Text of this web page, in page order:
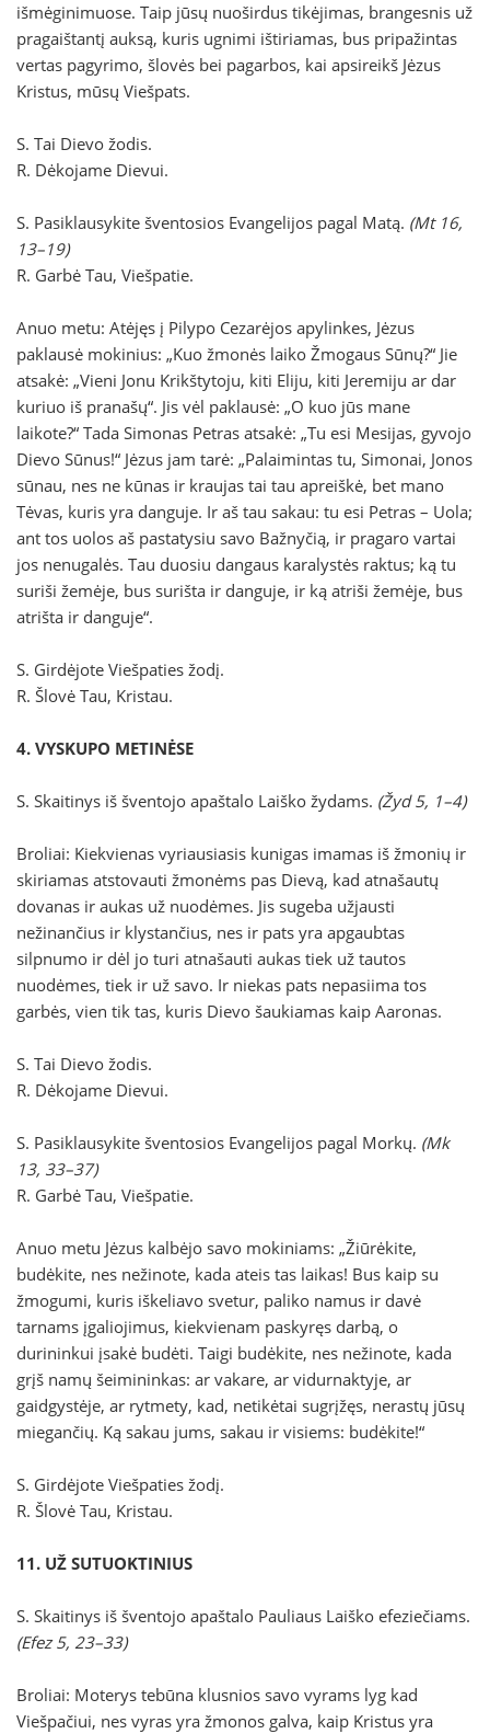
išmėginimuose. Taip jūsų nuoširdus tikėjimas, brangesnis už
pragaištantį auksą, kuris ugnimi ištiriamas, bus pripažintas
vertas pagyrimo, šlovės bei pagarbos, kai apsireikš Jėzus
Kristus, mūsų Viešpats.
S. Tai Dievo žodis.
R. Dėkojame Dievui.
S. Pasiklausykite šventosios Evangelijos pagal Matą. (Mt 16,
13–19)
R. Garbė Tau, Viešpatie.
Anuo metu: Atėjęs į Pilypo Cezarėjos apylinkes, Jėzus
paklausė mokinius: „Kuo žmonės laiko Žmogaus Sūnų?“ Jie
atsakė: „Vieni Jonu Krikštytoju, kiti Eliju, kiti Jeremiju ar dar
kuriuo iš pranašų“. Jis vėl paklausė: „O kuo jūs mane
laikote?“ Tada Simonas Petras atsakė: „Tu esi Mesijas, gyvojo
Dievo Sūnus!“ Jėzus jam tarė: „Palaimintas tu, Simonai, Jonos
sūnau, nes ne kūnas ir kraujas tai tau apreiškė, bet mano
Tėvas, kuris yra danguje. Ir aš tau sakau: tu esi Petras – Uola;
ant tos uolos aš pastatysiu savo Bažnyčią, ir pragaro vartai
jos nenugalės. Tau duosiu dangaus karalystės raktus; ką tu
suriši žemėje, bus surišta ir danguje, ir ką atriši žemėje, bus
atrišta ir danguje“.
S. Girdėjote Viešpaties žodį.
R. Šlovė Tau, Kristau.
4. VYSKUPO METINĖSE
S. Skaitinys iš šventojo apaštalo Laiško žydams. (Žyd 5, 1–4)
Broliai: Kiekvienas vyriausiasis kunigas imamas iš žmonių ir
skiriamas atstovauti žmonėms pas Dievą, kad atnašautų
dovanas ir aukas už nuodėmes. Jis sugeba užjausti
nežinančius ir klystančius, nes ir pats yra apgaubtas
silpnumo ir dėl jo turi atnašauti aukas tiek už tautos
nuodėmes, tiek ir už savo. Ir niekas pats nepasiima tos
garbės, vien tik tas, kuris Dievo šaukiamas kaip Aaronas.
S. Tai Dievo žodis.
R. Dėkojame Dievui.
S. Pasiklausykite šventosios Evangelijos pagal Morkų. (Mk
13, 33–37)
R. Garbė Tau, Viešpatie.
Anuo metu Jėzus kalbėjo savo mokiniams: „Žiūrėkite,
budėkite, nes nežinote, kada ateis tas laikas! Bus kaip su
žmogumi, kuris iškeliavo svetur, paliko namus ir davė
tarnams įgaliojimus, kiekvienam paskyręs darbą, o
durininkui įsakė budėti. Taigi budėkite, nes nežinote, kada
grįš namų šeimininkas: ar vakare, ar vidurnaktyje, ar
gaidgystėje, ar rytmety, kad, netikėtai sugrįžęs, nerastų jūsų
miegančių. Ką sakau jums, sakau ir visiems: budėkite!“
S. Girdėjote Viešpaties žodį.
R. Šlovė Tau, Kristau.
11. UŽ SUTUOKTINIUS
S. Skaitinys iš šventojo apaštalo Pauliaus Laiško efeziečiams.
(Efez 5, 23–33)
Broliai: Moterys tebūna klusnios savo vyrams lyg kad
Viešpačiui, nes vyras yra žmonos galva, kaip Kristus yra